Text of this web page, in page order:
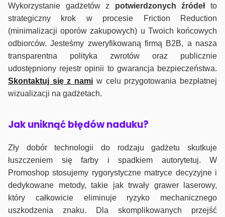
Wykorzystanie gadżetów z potwierdzonych źródełto
strategiczny krok w procesie Friction Reduction
(minimalizacji oporów zakupowych) u Twoich końcowych
odbiorców. Jesteśmy zweryfikowaną firmą B2B, a nasza
transparentna polityka zwrotów oraz publicznie
udostępniony rejestr opinii to gwarancja bezpieczeństwa.
Skontaktuj się z nami w celu przygotowania bezpłatnej
wizualizacji na gadżetach.
Jak uniknąć błędów naduku?
Zły dobór technologii do rodzaju gadżetu skutkuje
łuszczeniem się farby i spadkiem autorytetuj. W
Promoshop stosujemy rygorystyczne matryce decyzyjne i
dedykowane metody, takie jak trwały grawer laserowy,
który całkowicie eliminuje ryzyko mechanicznego
uszkodzenia znaku. Dla skomplikowanych przejść